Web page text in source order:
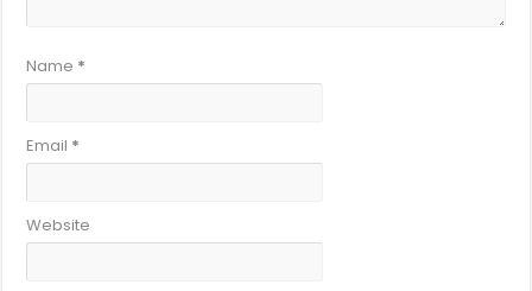
Name *
Email *
Website